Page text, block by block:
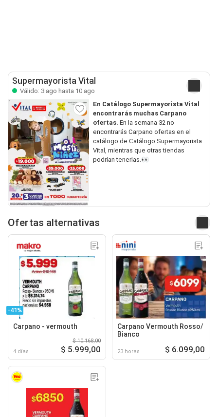
Supermayorista Vital
Válido: 3 ago hasta 10 ago
En Catálogo Supermayorista Vital
encontrarás muchas Carpano
ofertas. En la semana 32 no
encontrarás Carpano ofertas en el
catálogo de Catálogo Supermayorista
Vital, mientras que otras tiendas
podrían tenerlas.👀
Ofertas alternativas
-41%
Carpano - vermouth
4 días
$ 10.168,00
$ 5.999,00
Carpano Vermouth Rosso/
Bianco
23 horas $ 6.099,00